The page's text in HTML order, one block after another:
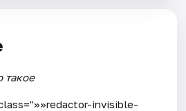
такое
invisible-